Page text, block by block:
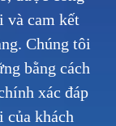
và cam kết
Chúng tôi
bằng cách
xác đáp
của khách